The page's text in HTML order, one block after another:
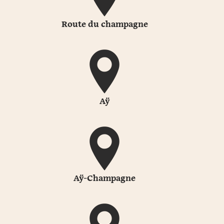
Route du champagne
Aÿ
Aÿ-Champagne